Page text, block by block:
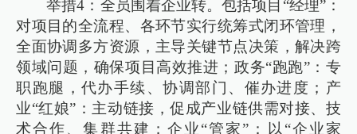
举措4：全员围着企业转。包括项目“经理”：
对项目的全流程、各环节实行统筹式闭环管理，
全面协调多方资源，主导关键节点决策，解决跨
领域问题，确保项目高效推进；政务“跑跑”：专
职跑腿，代办手续、协调部门、催办进度；产
业“红娘”：主动链接，促成产业链供需对接、技
术合作、集群共建；企业“管家”：以“企业家